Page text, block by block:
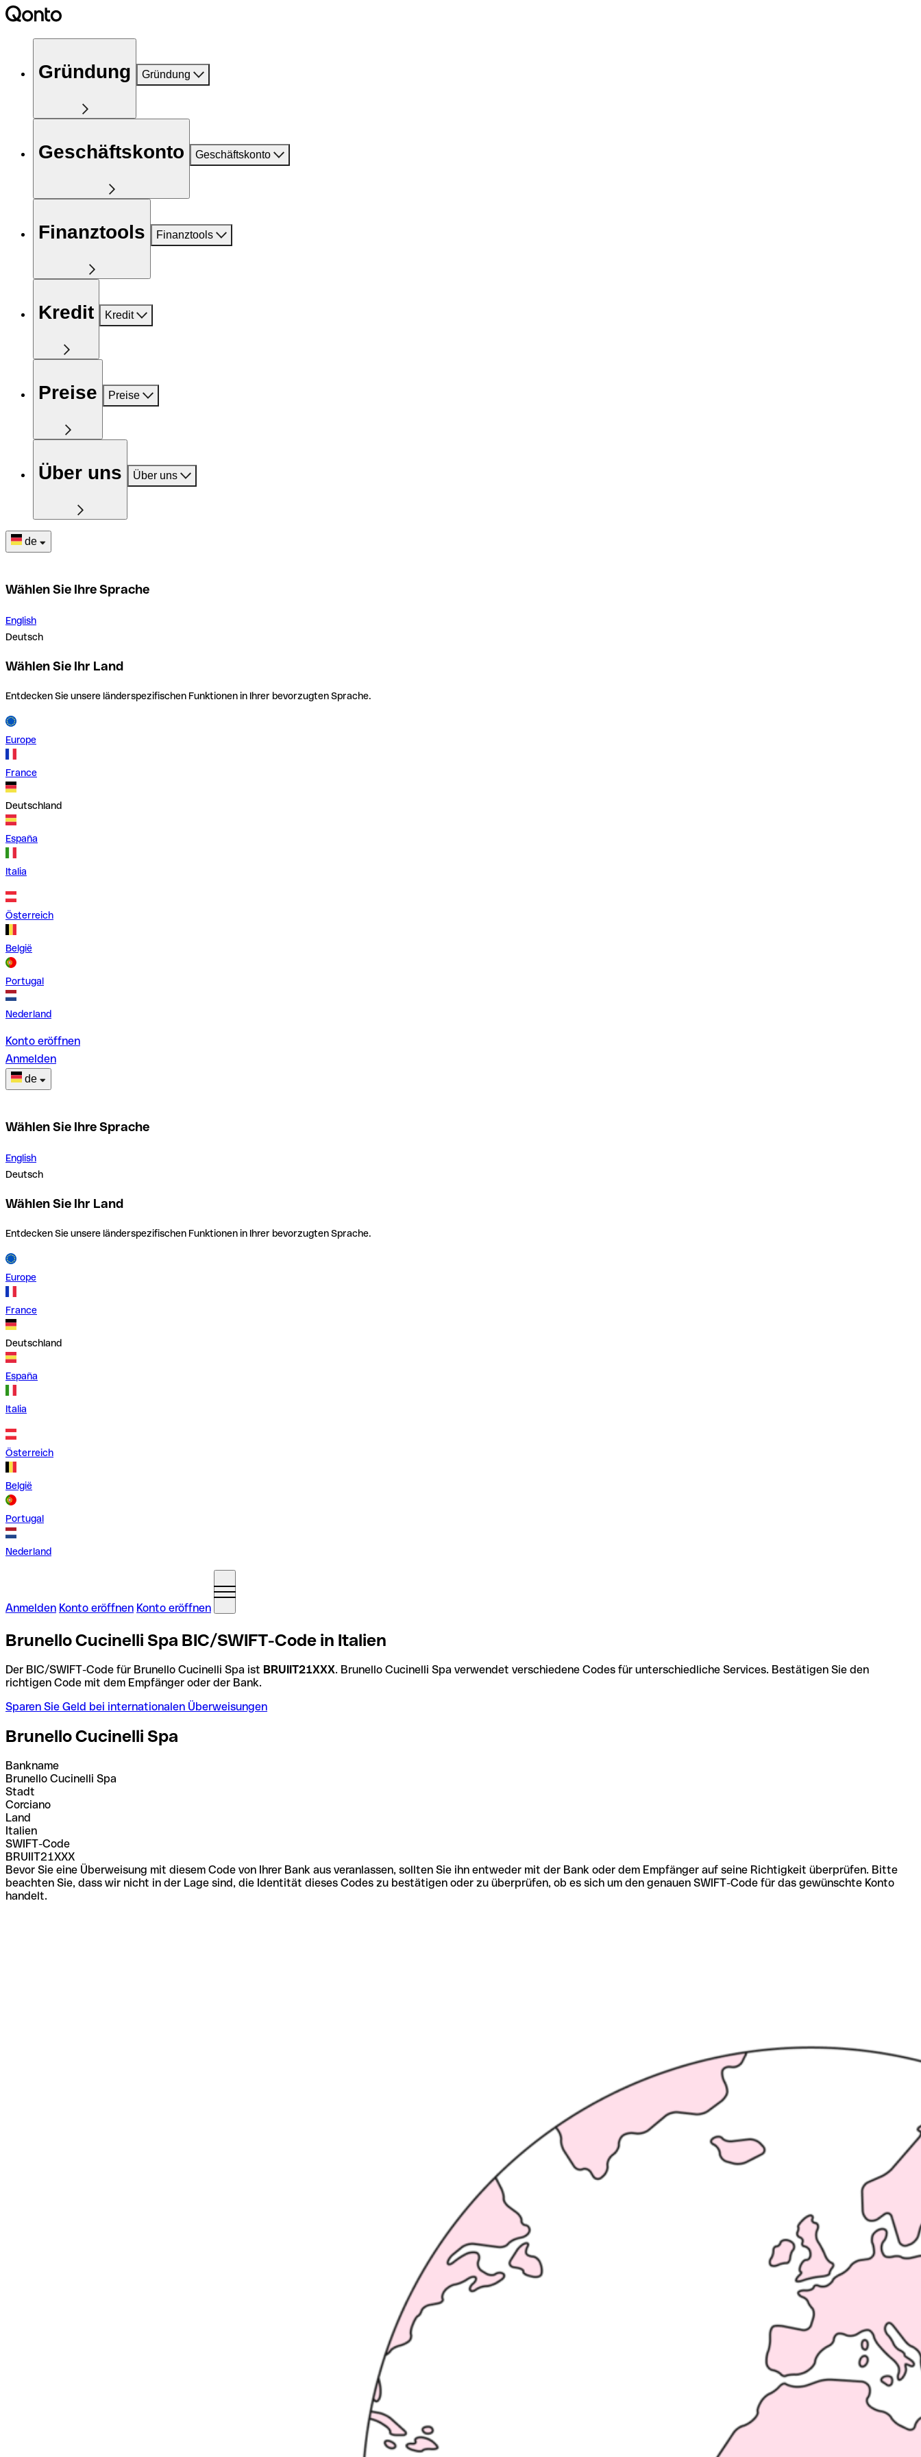
Gründung Gründung
Geschäftskonto Geschäftskonto
Finanztools Finanztools
Kredit Kredit
Preise Preise
Über uns Über uns
de
Wählen Sie Ihre Sprache
English
Deutsch
Wählen Sie Ihr Land
Entdecken Sie unsere länderspezifischen Funktionen in Ihrer bevorzugten Sprache.
Europe
France
Deutschland
España
Italia
Österreich
België
Portugal
Nederland
Konto eröffnen
Anmelden
de
Wählen Sie Ihre Sprache
English
Deutsch
Wählen Sie Ihr Land
Entdecken Sie unsere länderspezifischen Funktionen in Ihrer bevorzugten Sprache.
Europe
France
Deutschland
España
Italia
Österreich
België
Portugal
Nederland
Anmelden Konto eröffnen Konto eröffnen
Brunello Cucinelli Spa BIC/SWIFT-Code in Italien
Der BIC/SWIFT-Code für Brunello Cucinelli Spa ist BRUIIT21XXX. Brunello Cucinelli Spa verwendet verschiedene Codes für unterschiedliche Services. Bestätigen Sie den
richtigen Code mit dem Empfänger oder der Bank.
Sparen Sie Geld bei internationalen Überweisungen
Brunello Cucinelli Spa
Bankname
Brunello Cucinelli Spa
Stadt
Corciano
Land
Italien
SWIFT-Code
BRUIIT21XXX
Bevor Sie eine Überweisung mit diesem Code von Ihrer Bank aus veranlassen, sollten Sie ihn entweder mit der Bank oder dem Empfänger auf seine Richtigkeit überprüfen. Bitte
beachten Sie, dass wir nicht in der Lage sind, die Identität dieses Codes zu bestätigen oder zu überprüfen, ob es sich um den genauen SWIFT-Code für das gewünschte Konto
handelt.